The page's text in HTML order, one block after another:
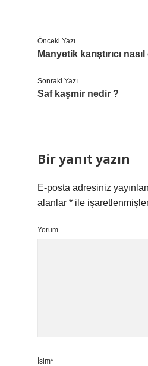
Önceki Yazı
Manyetik karıştırıcı nasıl
Sonraki Yazı
Saf kaşmir nedir ?
Bir yanıt yazın
E-posta adresiniz
alanlar * ile
Yorum
İsim*